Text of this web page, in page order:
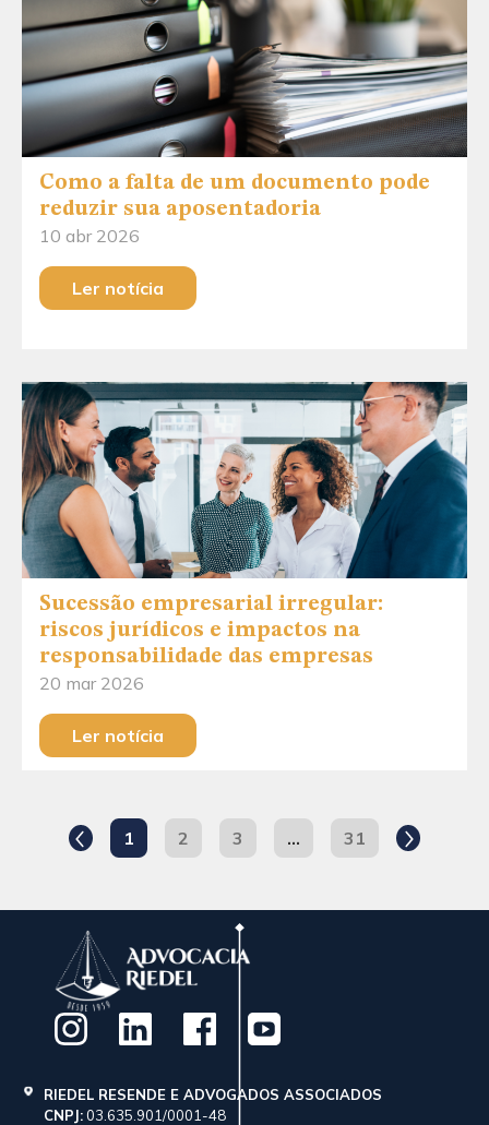
Como a falta de um documento pode
reduzir sua aposentadoria
10 abr 2026
Ler notícia
Sucessão empresarial irregular:
riscos jurídicos e impactos na
responsabilidade das empresas
20 mar 2026
Ler notícia
1 2 3 … 31
RIEDEL RESENDE E ADVOGADOS ASSOCIADOS
CNPJ:03.635.901/0001-48